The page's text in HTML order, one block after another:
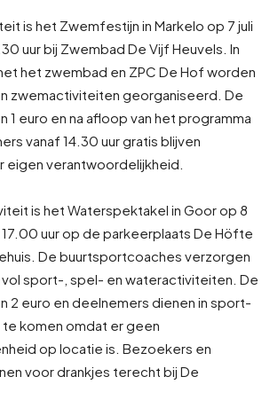
is het Zwemfestijn in Markelo op 7 juli
uur bij Zwembad De Vijf Heuvels. In
het zwembad en ZPC De Hof worden
zwemactiviteiten georganiseerd. De
1 euro en na afloop van het programma
vanaf 14.30 uur gratis blijven
eigen verantwoordelijkheid.
is het Waterspektakel in Goor op 8
uur op de parkeerplaats De Höfte
De buurtsportcoaches verzorgen
vol sport-, spel- en wateractiviteiten. De
2 euro en deelnemers dienen in sport-
komen omdat er geen
op locatie is. Bezoekers en
voor drankjes terecht bij De